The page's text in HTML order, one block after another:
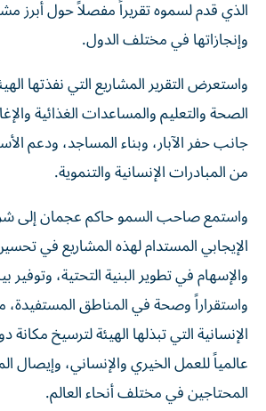
الذي قدم لسموه تقريراً مفصلاً حول أبرز
وإنجازاتها في مختلف الدول.
واستعرض التقرير المشاريع التي نفذتها
الصحة والتعليم والمساعدات الغذائية
جانب حفر الآبار، وبناء المساجد، ودعم
من المبادرات الإنسانية والتنموية.
واستمع صاحب السمو حاكم عجمان إلى
الإيجابي المستدام لهذه المشاريع في
والإسهام في تطوير البنية التحتية، وتوفير
واستقراراً وصحة في المناطق المستفيدة،
الإنسانية التي تبذلها الهيئة لترسيخ مكانة
عالمياً للعمل الخيري والإنساني، وإيصال
المحتاجين في مختلف أنحاء العالم.